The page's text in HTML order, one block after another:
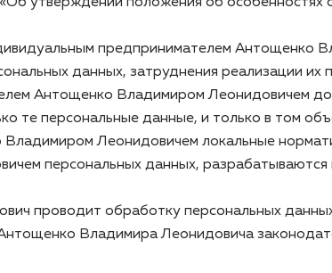
предпринимателем Антощенко
данных, затруднения реализации их
Антощенко Владимиром Леонидовичем
те персональные данные, и только в том
Леонидовичем локальные
персональных данных, разрабатываются
проводит обработку персональных
Владимира Леонидовича